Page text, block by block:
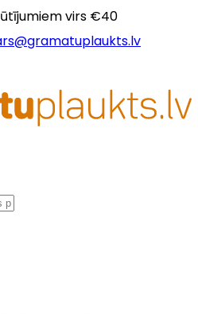
virs €40